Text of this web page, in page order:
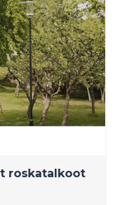
roskatalkoot